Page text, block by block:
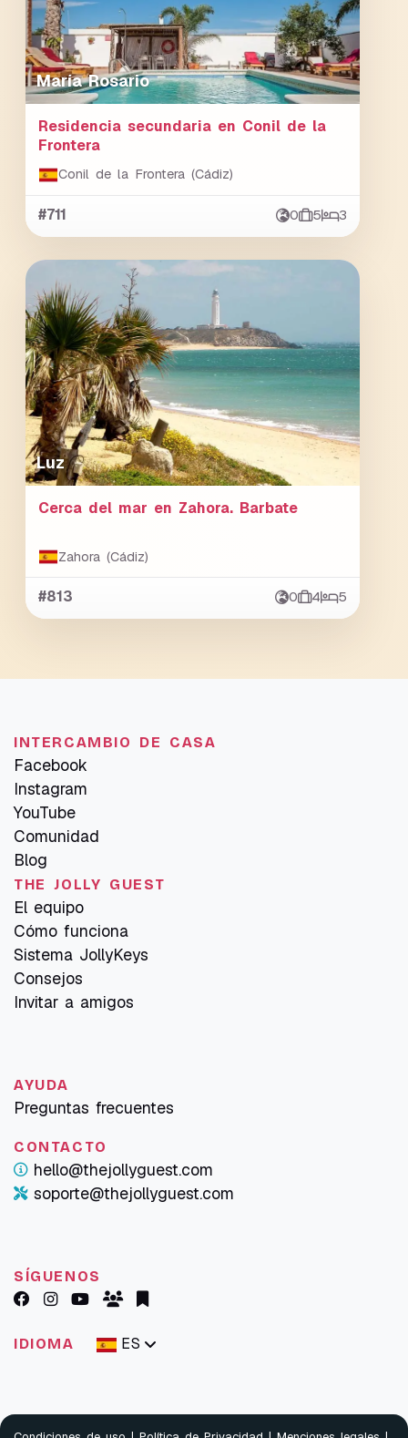
María Rosario
Residencia secundaria en Conil de la
Frontera
Conil de la Frontera (Cádiz)
#711 0 5 3
Luz
Cerca del mar en Zahora. Barbate
Zahora (Cádiz)
#813 0 4 5
INTERCAMBIO DE CASA
Facebook
Instagram
YouTube
Comunidad
Blog
THE JOLLY GUEST
El equipo
Cómo funciona
Sistema JollyKeys
Consejos
Invitar a amigos
AYUDA
Preguntas frecuentes
CONTACTO
hello@thejollyguest.com
soporte@thejollyguest.com
SÍGUENOS
IDIOMA ES